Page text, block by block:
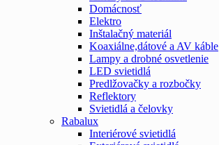
Domácnosť
Elektro
Inštalačný materiál
Koaxiálne,dátové a AV káble
Lampy a drobné osvetlenie
LED svietidlá
Predlžovačky a rozbočky
Reflektory
Svietidlá a čelovky
Rabalux
Interiérové svietidlá